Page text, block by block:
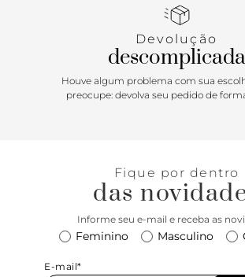
Devolução
descomplicada
Houve algum problema com sua
preocupe: devolva seu pedido de
Fique por dentro
das
Informe seu e-mail e receba as
Feminino Masculino
E-mail*